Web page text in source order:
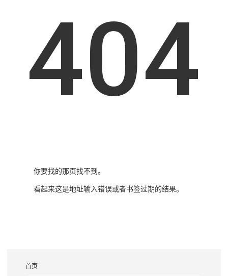
404
你要找的那页找不到。
看起来这是地址输入错误或者书签过期的结果。
首页